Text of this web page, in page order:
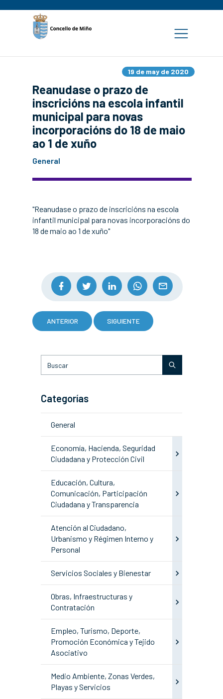
19 de may de 2020
Reanudase o prazo de
inscricións na escola infantil
municipal para novas
incorporacións do 18 de maio
ao 1 de xuño
General
"Reanudase o prazo de inscricións na escola
infantil municipal para novas incorporacións do
18 de maio ao 1 de xuño"
ANTERIOR SIGUIENTE
Categorías
General
Economía, Hacienda, Seguridad
Ciudadana y Protección Civil
Educación, Cultura,
Comunicación, Participación
Ciudadana y Transparencia
Atención al Ciudadano,
Urbanismo y Régimen Interno y
Personal
Servicios Sociales y Bienestar
Obras, Infraestructuras y
Contratación
Empleo, Turismo, Deporte,
Promoción Económica y Tejido
Asociativo
Medio Ambiente, Zonas Verdes,
Playas y Servicios